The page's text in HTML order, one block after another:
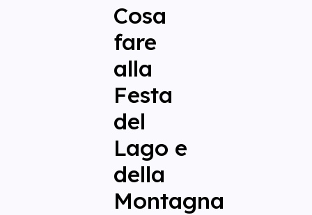
Cosa
fare
alla
Festa
del
Lago e
della
Montagna